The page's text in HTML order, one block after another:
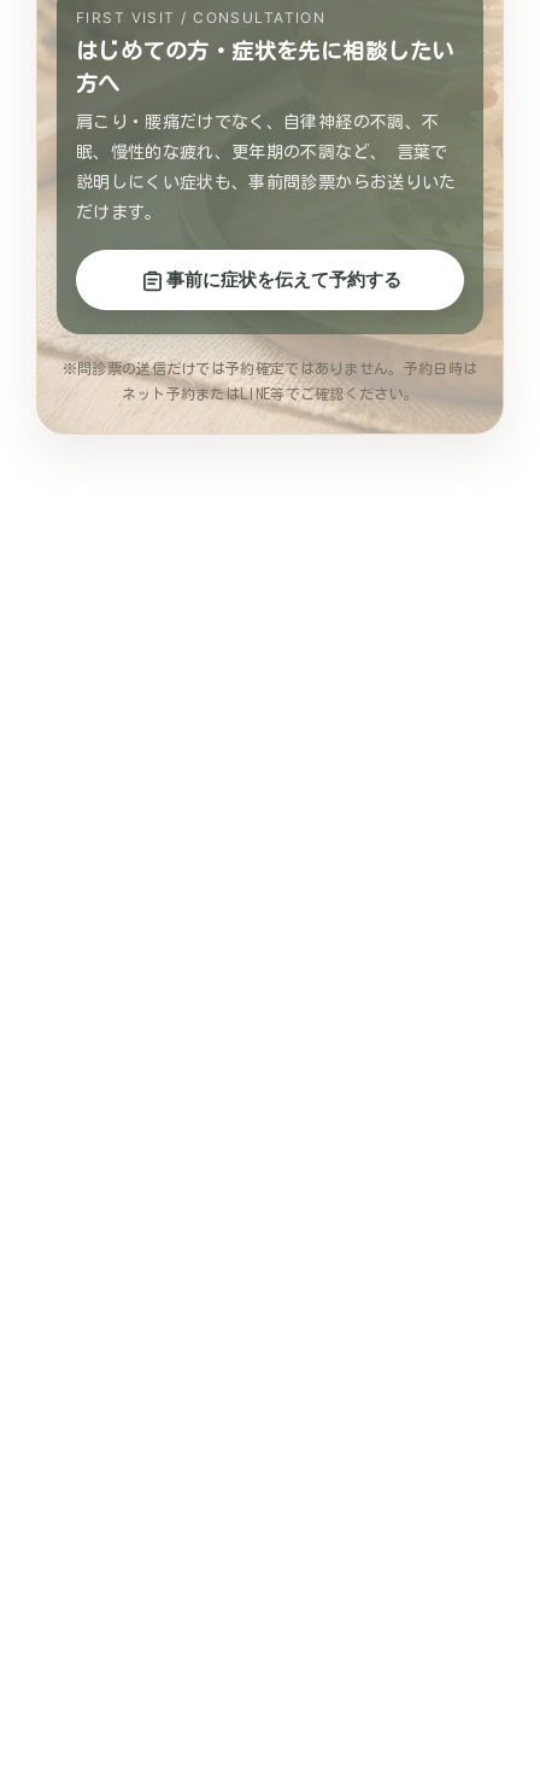
FIRST VISIT / CONSULTATION
はじめての方・症状を先に相談したい
方へ
肩こり・腰痛だけでなく、自律神経の不調、不
眠、慢性的な疲れ、更年期の不調など、 言葉で
説明しにくい症状も、事前問診票からお送りいた
だけます。
事前に症状を伝えて予約する
※問診票の送信だけでは予約確定ではありません。予約日時は
ネット予約またはLINE等でご確認ください。